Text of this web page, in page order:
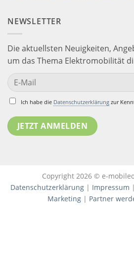
NEWSLETTER
Die aktuellsten Neuigkeiten,
um das Thema Elektromobilität
Ich habe die Datenschutzerklärungzur
Copyright 2026 © e-
Datenschutzerklärung | Impressum |
Marketing | Partner